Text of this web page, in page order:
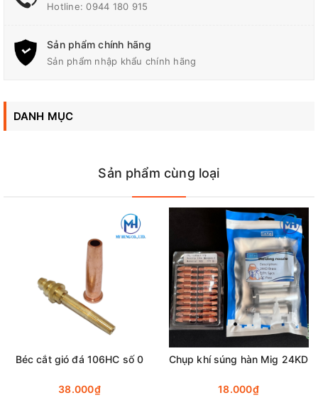
Hotline:0944 180 915
Sản phẩm chính hãng
Sản phẩm nhập khẩu chính hãng
DANH MỤC
Sản phẩm cùng loại
Béc cắt gió đá 106HC số 0
38.000₫
Chụp khí súng hàn Mig 24KD
18.000₫